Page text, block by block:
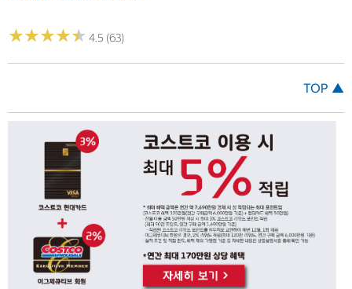
★★★★★
★★★★★ 4.5 (63)
TOP ▲